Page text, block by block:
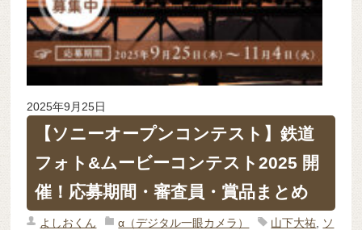
2025年9月25日
【ソニーオープンコンテスト】鉄道
フォト&ムービーコンテスト2025 開
催！応募期間・審査員・賞品まとめ
よしおくん α（デジタル一眼カメラ） 山下大祐
ソ